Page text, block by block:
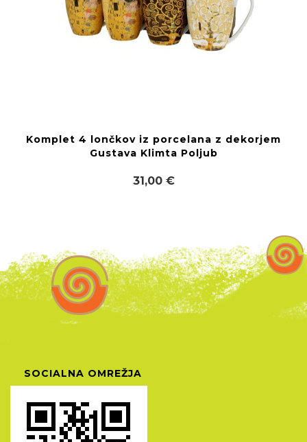
Komplet 4 lončkov iz porcelana z dekorjem
Gustava Klimta Poljub
31,00 €
SOCIALNA OMREŽJA